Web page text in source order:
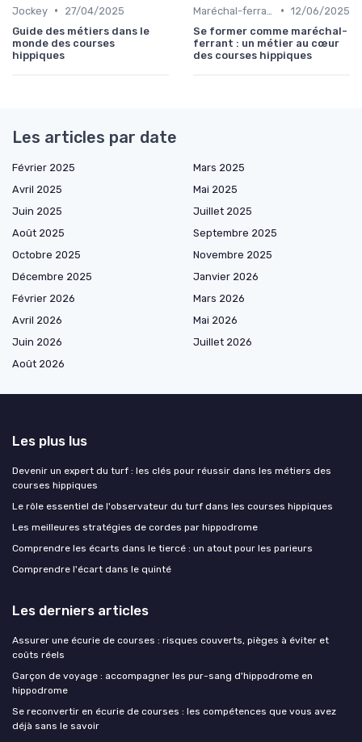
Jockey •
27/04/2025
Guide des métiers dans le
monde des courses
hippiques
• 12/06/2025
Se former comme maréchal-
ferrant : un métier au cœur
des courses hippiques
Les articles par date
Février 2025
Mars 2025
Avril 2025
Mai 2025
Juin 2025
Juillet 2025
Août 2025
Septembre 2025
Octobre 2025
Novembre 2025
Décembre 2025
Janvier 2026
Février 2026
Mars 2026
Avril 2026
Mai 2026
Juin 2026
Juillet 2026
Août 2026
Les plus lus
Devenir un expert du turf : les clés pour réussir dans les métiers des
courses hippiques
Le rôle essentiel de l'observateur du turf dans les courses hippiques
Les meilleures stratégies de cordes par hippodrome
Comprendre les écarts dans le tiercé : un atout pour les parieurs
Comprendre l'écart dans le quinté
Les derniers articles
Assurer une écurie de courses : risques couverts, pièges à éviter et
coûts réels
Garçon de voyage : accompagner les pur-sang d'hippodrome en
hippodrome
Se reconvertir en écurie de courses : les compétences que vous avez
déjà sans le savoir